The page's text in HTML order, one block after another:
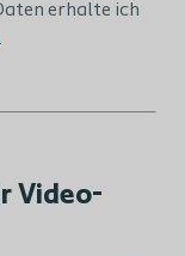
erhalte ich
.
Video-